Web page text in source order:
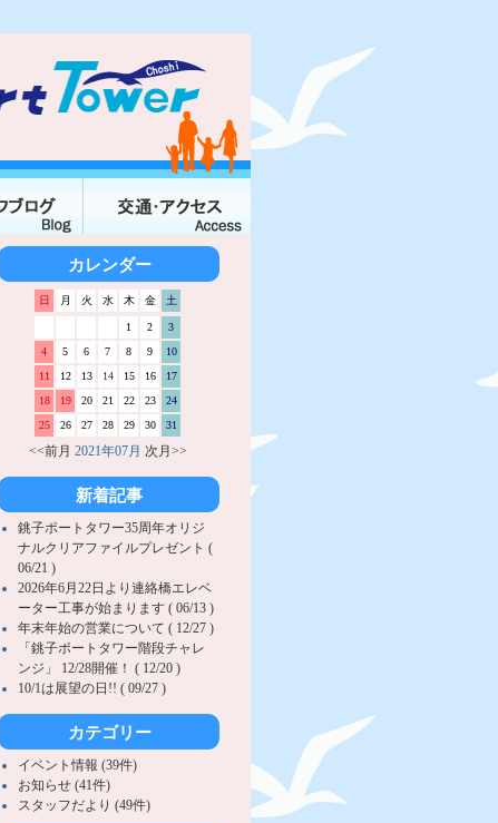
カレンダー
日 月 火 水 木 金 土
1 2
3
4
5 6 7 8 9
10
11
12 13 14 15 16
17
18
19 20 21 22 23
24
25
26 27 28 29 30 31
<<前月 2021年07月 次月>>
新着記事
銚子ポートタワー35周年オリジ
ナルクリアファイルプレゼント (
06/21 )
2026年6月22日より連絡橋エレベ
ーター工事が始まります ( 06/13 )
年末年始の営業について ( 12/27 )
「銚子ポートタワー階段チャレ
ンジ」 12/28開催！ ( 12/20 )
10/1は展望の日!! ( 09/27 )
カテゴリー
イベント情報 (39件)
お知らせ (41件)
スタッフだより (49件)